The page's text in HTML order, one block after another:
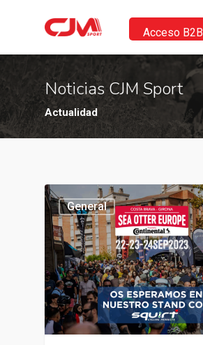
Acceso B2B
Noticias CJM Sport
Actualidad
General